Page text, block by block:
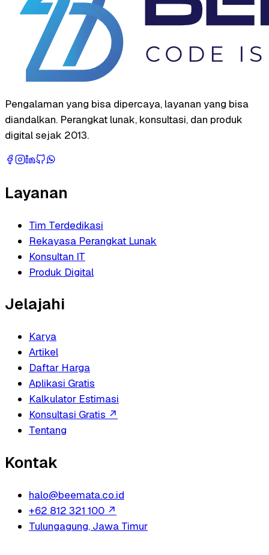
Pengalaman yang bisa dipercaya, layanan yang bisa
diandalkan. Perangkat lunak, konsultasi, dan produk
digital sejak 2013.
Layanan
Tim Terdedikasi
Rekayasa Perangkat Lunak
Konsultan IT
Produk Digital
Jelajahi
Karya
Artikel
Daftar Harga
Aplikasi Gratis
Kalkulator Estimasi
Konsultasi Gratis ↗
Tentang
Kontak
halo@beemata.co.id
+62 812 321 100 ↗
Tulungagung, Jawa Timur